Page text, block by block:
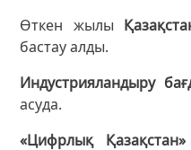
Өткен жылы
бастау алды.
Индустрияландыру
асуда.
«Цифрлық Қазақстан»